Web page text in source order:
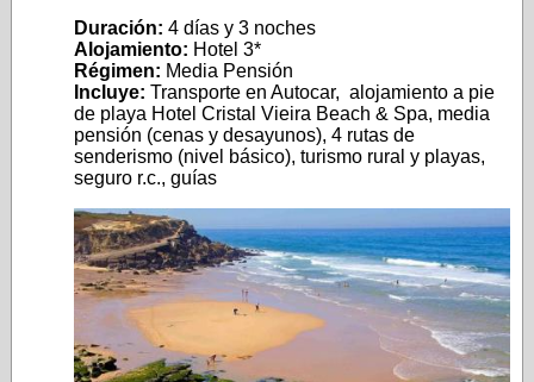
Duración: 4 días y 3 noches
Alojamiento: Hotel 3*
Régimen: Media Pensión
Incluye: Transporte en Autocar, alojamiento a pie
de playa Hotel Cristal Vieira Beach & Spa, media
pensión (cenas y desayunos), 4 rutas de
senderismo (nivel básico), turismo rural y playas,
seguro r.c., guías